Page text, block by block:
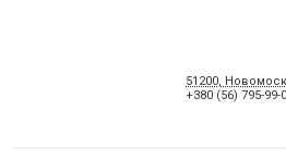
51200,
+380 (56) 795-99-